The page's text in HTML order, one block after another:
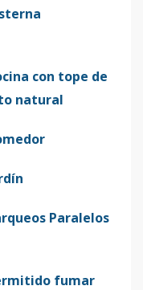
con tope de
natural
Paralelos
fumar